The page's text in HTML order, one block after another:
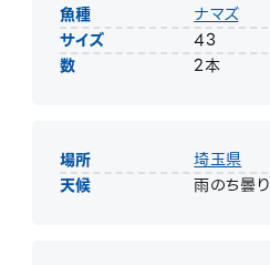
魚種
ナマズ
サイズ
43
数
2本
場所
埼玉県
天候
雨のち曇り